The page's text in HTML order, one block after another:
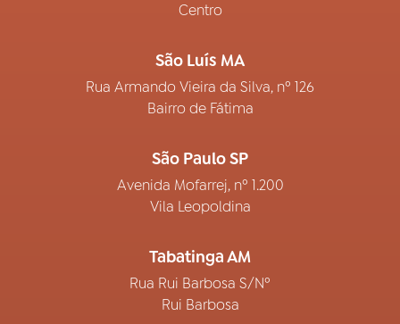
Centro
São Luís MA
Rua Armando Vieira da Silva, nº 126
Bairro de Fátima
São Paulo SP
Avenida Mofarrej, nº 1.200
Vila Leopoldina
Tabatinga AM
Rua Rui Barbosa S/Nº
Rui Barbosa